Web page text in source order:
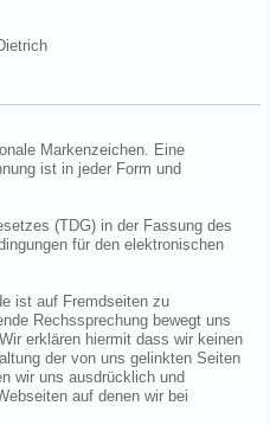
Markenzeichen. Eine
ist in jeder Form und
(TDG) in der Fassung des
für den elektronischen
ist auf Fremdseiten zu
Rechssprechung bewegt uns
erklären hiermit dass wir keinen
der von uns gelinkten Seiten
wir uns ausdrücklich und
auf denen wir bei